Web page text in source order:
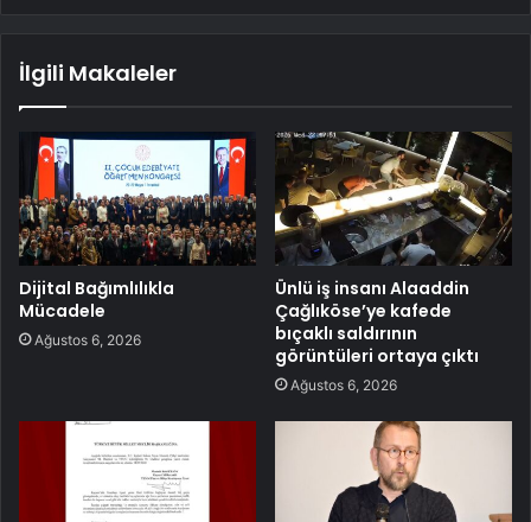
İlgili Makaleler
Dijital Bağımlılıkla
Mücadele
Ağustos 6, 2026
Ünlü iş insanı Alaaddin
Çağlıköse’ye kafede
bıçaklı saldırının
görüntüleri ortaya çıktı
Ağustos 6, 2026